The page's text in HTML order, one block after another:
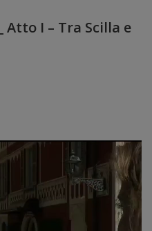
Atto I – Tra Scilla e